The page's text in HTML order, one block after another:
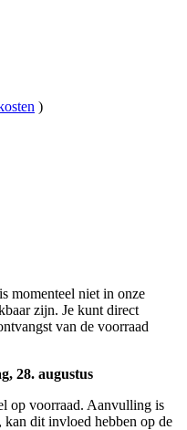
)
momenteel niet in onze
zijn. Je kunt direct
van de voorraad
28. augustus
op voorraad. Aanvulling is
dit invloed hebben op de